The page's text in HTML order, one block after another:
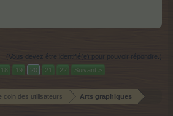
(Vous devez être identifié(e) pour pouvoir répondre.)
18 19 20 21 22 Suivant >
coin des utilisateurs Arts graphiques